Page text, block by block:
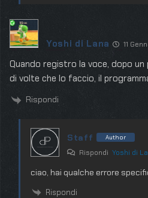
Yoshi di Lana 11
Quando registro la voce, dopo un
di volte che lo faccio, il
Rispondi
Staff Author
Rispondi Yoshi di
ciao, hai qualche errore
Rispondi